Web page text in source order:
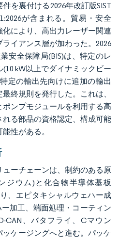
を裏付ける2026年改訂版SIST
が含まれる。貿易・安全
により、高出力レーザー関連
イアンス層が加わった。2026
安全保障局(BIS)は、特定のレ
kW以上でダイナミックビー
定の輸出先向けに追加の輸出
終規則を発行した。これは、
ンプモジュールを利用する高
る部品の資格認定、構成可能
性がある。
ーチェーンは、制約のある原
ジウム)と化合物半導体基板
、エピタキシャルウェハー成
加工、端面処理・コーティン
CAN、バタフライ、Cマウン
ッケージングへと進む。パッケ